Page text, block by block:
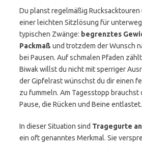
Du planst regelmäßig Rucksacktouren
einer leichten Sitzlösung für
typischen Zwänge: begrenztes
Packmaß und trotzdem der Wunsch
bei Pausen. Auf schmalen Pfaden
Biwak willst du nicht mit sperriger
der Gipfelrast wünschst du dir einen
zu fummeln. Am Tagesstopp brauchst
Pause, die Rücken und Beine entlastet.
In dieser Situation sind Tragegurte
ein oft genanntes Merkmal. Sie